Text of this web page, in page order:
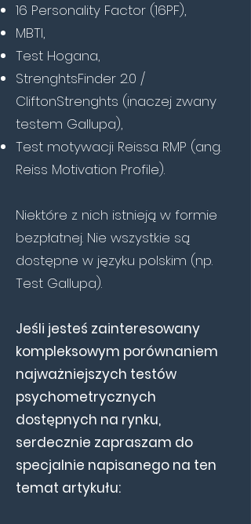
16 Personality Factor (16PF),
MBTI,
Test Hogana,
StrenghtsFinder 2.0 /
CliftonStrenghts (inaczej zwany
testem Gallupa),
Test motywacji Reissa RMP (ang.
Reiss Motivation Profile).
Niektóre z nich istnieją w formie
bezpłatnej. Nie wszystkie są
dostępne w języku polskim (np.
Test Gallupa).
Jeśli jesteś zainteresowany
kompleksowym porównaniem
najważniejszych testów
psychometrycznych
dostępnych na rynku,
serdecznie zapraszam do
specjalnie napisanego na ten
temat artykułu: